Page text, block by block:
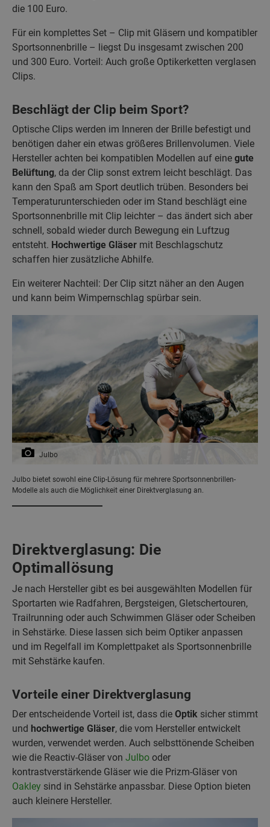
die 100 Euro.
Für ein komplettes Set – Clip mit Gläsern und kompatibler
Sportsonnenbrille – liegst Du insgesamt zwischen 200
und 300 Euro. Vorteil: Auch große Optikerketten verglasen
Clips.
Beschlägt der Clip beim Sport?
Optische Clips werden im Inneren der Brille befestigt und
benötigen daher ein etwas größeres Brillenvolumen. Viele
Hersteller achten bei kompatiblen Modellen auf eine gute
Belüftung, da der Clip sonst extrem leicht beschlägt. Das
kann den Spaß am Sport deutlich trüben. Besonders bei
Temperaturunterschieden oder im Stand beschlägt eine
Sportsonnenbrille mit Clip leichter – das ändert sich aber
schnell, sobald wieder durch Bewegung ein Luftzug
entsteht. Hochwertige Gläser mit Beschlagschutz
schaffen hier zusätzliche Abhilfe.
Ein weiterer Nachteil: Der Clip sitzt näher an den Augen
und kann beim Wimpernschlag spürbar sein.
Julbo
Julbo bietet sowohl eine Clip-Lösung für mehrere Sportsonnenbrillen-
Modelle als auch die Möglichkeit einer Direktverglasung an.
Direktverglasung: Die
Optimallösung
Je nach Hersteller gibt es bei ausgewählten Modellen für
Sportarten wie Radfahren, Bergsteigen, Gletschertouren,
Trailrunning oder auch Schwimmen Gläser oder Scheiben
in Sehstärke. Diese lassen sich beim Optiker anpassen
und im Regelfall im Komplettpaket als Sportsonnenbrille
mit Sehstärke kaufen.
Vorteile einer Direktverglasung
Der entscheidende Vorteil ist, dass die Optik sicher stimmt
und hochwertige Gläser, die vom Hersteller entwickelt
wurden, verwendet werden. Auch selbsttönende Scheiben
wie die Reactiv-Gläser von Julbo oder
kontrastverstärkende Gläser wie die Prizm-Gläser von
Oakley sind in Sehstärke anpassbar. Diese Option bieten
auch kleinere Hersteller.